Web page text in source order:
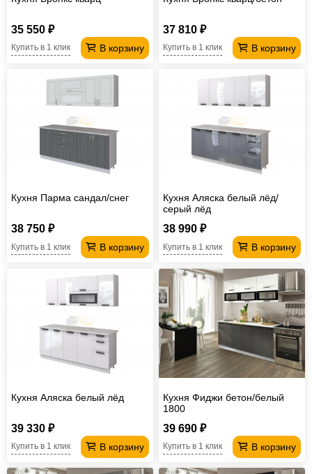
35 550 ₽
В корзину
Купить в 1 клик
37 810 ₽
В корзину
Купить в 1 клик
Кухня Парма сандал/снег
38 750 ₽
В корзину
Купить в 1 клик
Кухня Аляска белый лёд/
серый лёд
38 990 ₽
В корзину
Купить в 1 клик
Кухня Аляска белый лёд
39 330 ₽
В корзину
Купить в 1 клик
Кухня Фиджи бетон/белый
1800
39 690 ₽
В корзину
Купить в 1 клик